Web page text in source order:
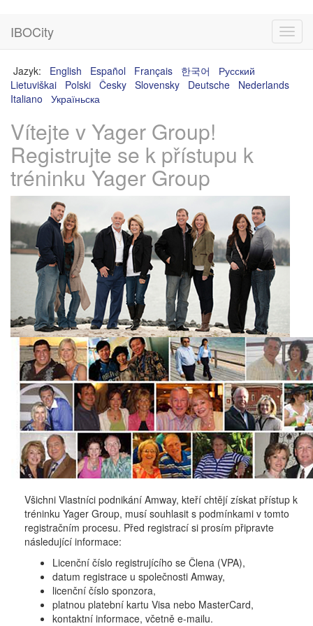
IBOCity
Jazyk: English Español Français 한국어
Русский
Lietuviškai
Polski Česky Slovensky Deutsche
Nederlands
Italiano
Україньска
Vítejte v Yager Group!
Registrujte se k přístupu k
tréninku Yager Group
Všichni Vlastníci podnikání Amway, kteří chtějí získat přístup k
tréninku Yager Group, musí souhlasit s podmínkami v tomto
registračním procesu. Před registrací si prosím připravte
následující informace:
Licenční číslo registrujícího se Člena (VPA),
datum registrace u společnosti Amway,
licenční číslo sponzora,
platnou platební kartu Visa nebo MasterCard,
kontaktní informace, včetně e-mailu.